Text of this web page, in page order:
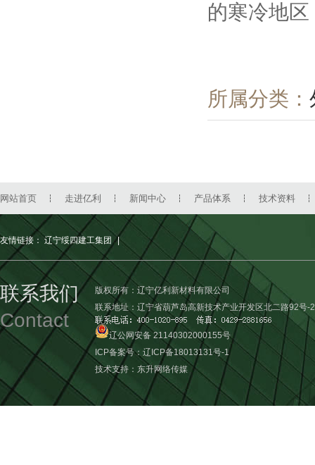
的寒冷地
所属分类：
网站首页 走进亿利 新闻中心 产品体系 技术资料
友情链接： 辽宁绥四建工集团 |
联系我们
Contact
版权所有：辽宁亿利新材料有限公司
联系地址：辽宁省葫芦岛高新技术产业开发区北二路92号-2
辽公网安备 21140302000155号
ICP备案号： 辽ICP备18013131号-1
技术支持： 东升网络传媒